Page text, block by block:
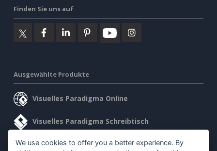
Finden Sie uns auf
Ausgewählte Produkte
Visuelles Paradigma Online
Visuelles Paradigma Schreibtisch
We use cookies to offer you a better experience. By